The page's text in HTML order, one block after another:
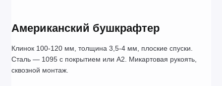
Американский бушкрафтер
Клинок 100-120 мм, толщина 3,5-4 мм, плоские спуски.
Сталь — 1095 с покрытием или A2. Микартовая рукоять,
сквозной монтаж.